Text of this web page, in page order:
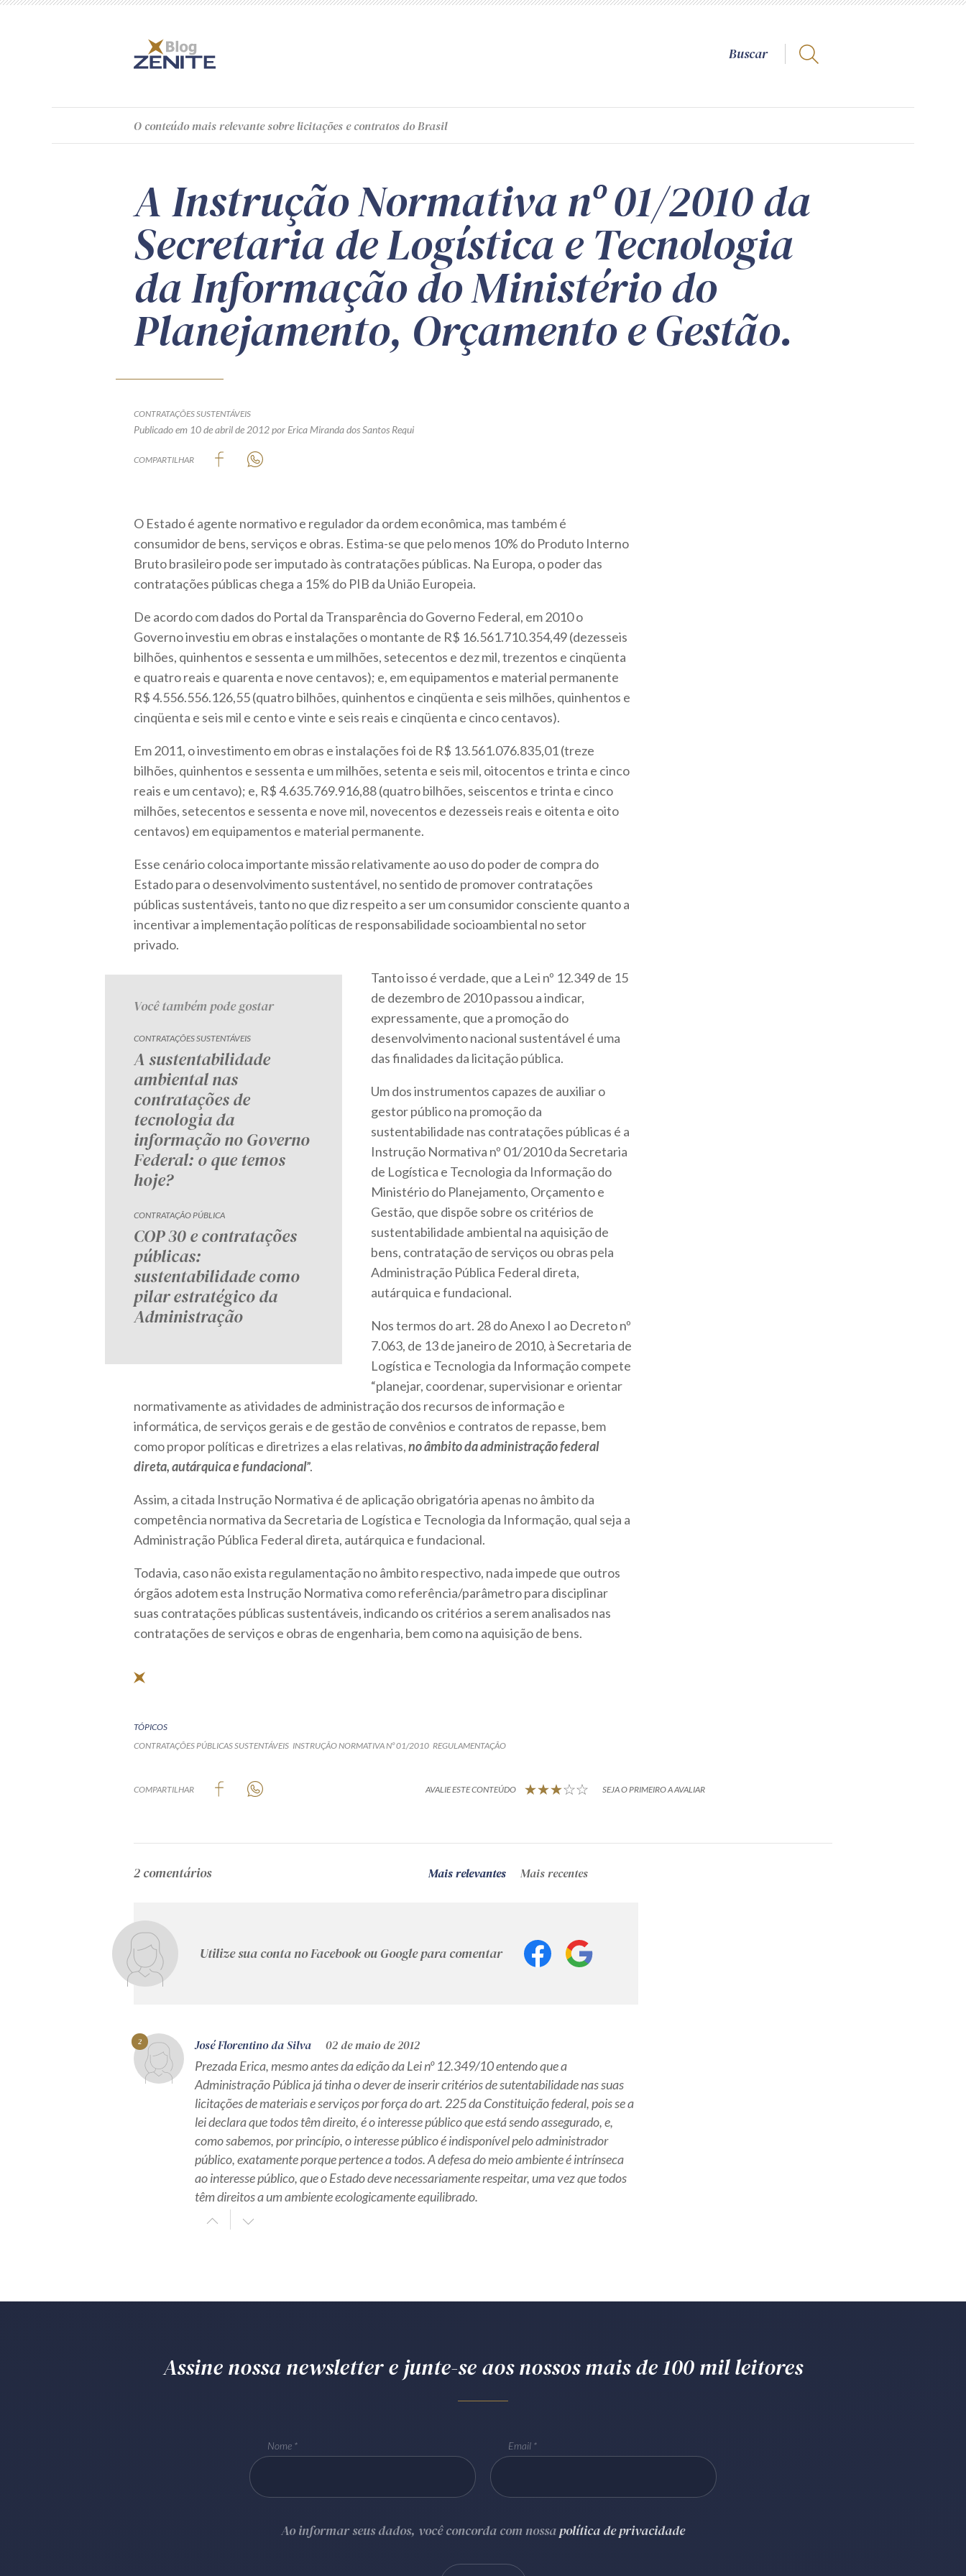
O conteúdomais relevante sobre licitações e contratos do Brasil
A Instrução Normativa nº 01/2010 da
Secretaria de Logística e Tecnologia
da Informação do Ministério do
Planejamento, Orçamento e Gestão.
CONTRATAÇÕES SUSTENTÁVEIS
Publicado em 10 de abril de 2012por Erica Miranda dos Santos Requi
COMPARTILHAR
O Estado é agente normativo e regulador da ordem econômica, mas também é
consumidor de bens, serviços e obras. Estima-se que pelo menos 10% do Produto Interno
Bruto brasileiro pode ser imputado às contratações públicas. Na Europa, o poder das
contratações públicas chega a 15% do PIB da União Europeia.
De acordo com dados do Portal da Transparência do Governo Federal, em 2010 o
Governo investiu em obras e instalações o montante de R$ 16.561.710.354,49 (dezesseis
bilhões, quinhentos e sessenta e um milhões, setecentos e dez mil, trezentos e cinqüenta
e quatro reais e quarenta e nove centavos); e, em equipamentos e material permanente
R$ 4.556.556.126,55 (quatro bilhões, quinhentos e cinqüenta e seis milhões, quinhentos e
cinqüenta e seis mil e cento e vinte e seis reais e cinqüenta e cinco centavos).
Em 2011, o investimento em obras e instalações foi de R$ 13.561.076.835,01 (treze
bilhões, quinhentos e sessenta e um milhões, setenta e seis mil, oitocentos e trinta e cinco
reais e um centavo); e, R$ 4.635.769.916,88 (quatro bilhões, seiscentos e trinta e cinco
milhões, setecentos e sessenta e nove mil, novecentos e dezesseis reais e oitenta e oito
centavos) em equipamentos e material permanente.
Esse cenário coloca importante missão relativamente ao uso do poder de compra do
Estado para o desenvolvimento sustentável, no sentido de promover contratações
públicas sustentáveis, tanto no que diz respeito a ser um consumidor consciente quanto a
incentivar a implementação políticas de responsabilidade socioambiental no setor
privado.
Você também pode gostar
CONTRATAÇÕES SUSTENTÁVEIS
A sustentabilidade
ambiental nas
contratações de
tecnologia da
informação no Governo
Federal: o que temos
hoje?
CONTRATAÇÃO PÚBLICA
COP 30 e contratações
públicas:
sustentabilidade como
pilar estratégico da
Administração
Tanto isso é verdade, que a Lei nº 12.349 de 15
de dezembro de 2010 passou a indicar,
expressamente, que a promoção do
desenvolvimento nacional sustentável é uma
das finalidades da licitação pública.
Um dos instrumentos capazes de auxiliar o
gestor público na promoção da
sustentabilidade nas contratações públicas é a
Instrução Normativa nº 01/2010 da Secretaria
de Logística e Tecnologia da Informação do
Ministério do Planejamento, Orçamento e
Gestão, que dispõe sobre os critérios de
sustentabilidade ambiental na aquisição de
bens, contratação de serviços ou obras pela
Administração Pública Federal direta,
autárquica e fundacional.
Nos termos do art. 28 do Anexo I ao Decreto nº
7.063, de 13 de janeiro de 2010, à Secretaria de
Logística e Tecnologia da Informação compete
“planejar, coordenar, supervisionar e orientar
normativamente as atividades de administração dos recursos de informação e
informática, de serviços gerais e de gestão de convênios e contratos de repasse, bem
como propor políticas e diretrizes a elas relativas,no âmbito da administração federal
direta, autárquica e fundacional”.
Assim, a citada Instrução Normativa é de aplicação obrigatória apenas no âmbito da
competência normativa da Secretaria de Logística e Tecnologia da Informação, qual seja a
Administração Pública Federal direta, autárquica e fundacional.
Todavia, caso não exista regulamentação no âmbito respectivo, nada impede que outros
órgãos adotem esta Instrução Normativa como referência/parâmetro para disciplinar
suas contratações públicas sustentáveis, indicando os critérios a serem analisados nas
contratações de serviços e obras de engenharia, bem como na aquisição de bens.
TÓPICOS
CONTRATAÇÕES PÚBLICAS SUSTENTÁVEIS INSTRUÇÃO NORMATIVA Nº 01/2010 REGULAMENTAÇÃO
COMPARTILHAR AVALIE ESTE CONTEÚDO SEJA O PRIMEIRO A AVALIAR
2 comentários Mais relevantes Mais recentes
Utilize sua conta no Facebook ou Google para comentar
2 José Florentino da Silva
02 de maio de 2012
Prezada Erica, mesmo antes da edição da Lei nº 12.349/10 entendo que a
Administração Pública já tinha o dever de inserir critérios de sutentabilidade nas suas
licitações de materiais e serviços por força do art. 225 da Constituição federal, pois se a
lei declara que todos têm direito, é o interesse público que está sendo assegurado, e,
como sabemos, por princípio, o interesse público é indisponível pelo administrador
público, exatamente porque pertence a todos. A defesa do meio ambiente é intrínseca
ao interesse público, que o Estado deve necessariamente respeitar, uma vez que todos
têm direitos a um ambiente ecologicamente equilibrado.
Assine nossa newsletter e junte-se aos nossos mais de 100 mil leitores
Nome Email
Ao informar seus dados, você concorda com nossapolítica de privacidade